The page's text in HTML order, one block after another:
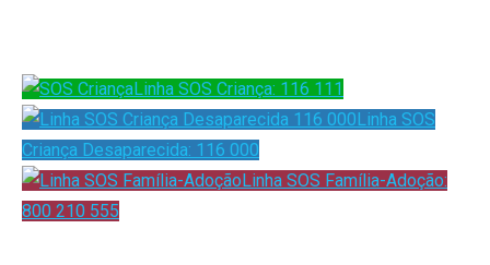
Linha SOS Criança: 116 111
Linha SOS
Criança Desaparecida: 116 000
Linha SOS Família-Adoção:
800 210 555